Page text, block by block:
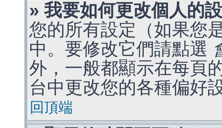
» 我要如何更改個人的
您的所有設定（如果您
中。要修改它們請點選
外，一般都顯示在每頁
台中更改您的各種偏好
回頂端